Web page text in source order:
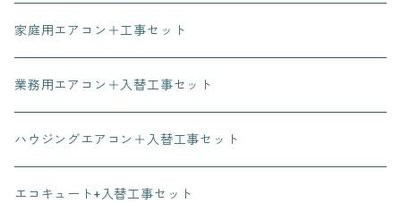
家庭用エアコン＋工事セット
業務用エアコン＋入替工事セット
ハウジングエアコン＋入替工事セット
エコキュート+入替工事セット